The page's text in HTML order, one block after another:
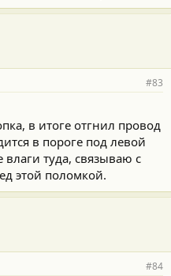
#83
в итоге отгнил провод
в пороге под левой
туда, связываю с
этой поломкой.
#84